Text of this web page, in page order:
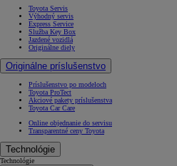
Toyota Servis
Výhodný servis
Express Service
Služba Key Box
Jazdené vozidlá
Originálne diely
Originálne príslušenstvo
Príslušenstvo po modeloch
Toyota ProTect
Akciové pakety príslušenstva
Toyota Car Care
Online objednanie do servisu
Transparentné ceny Toyota
Technológie
Technológie